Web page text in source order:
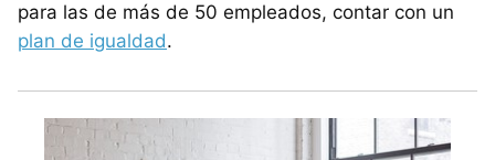
para las de más de 50 empleados, contar con un
plan de igualdad.